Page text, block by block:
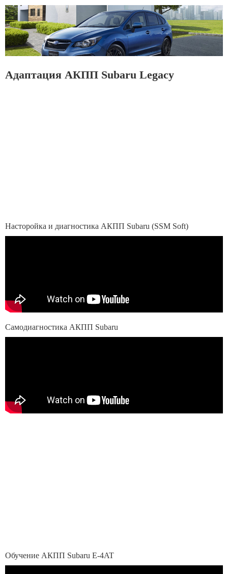
Адаптация АКПП Subaru Legacy
Насторойка и диагностика АКПП Subaru (SSM Soft)
Самодиагностика АКПП Subaru
Обучение АКПП Subaru E-4AT